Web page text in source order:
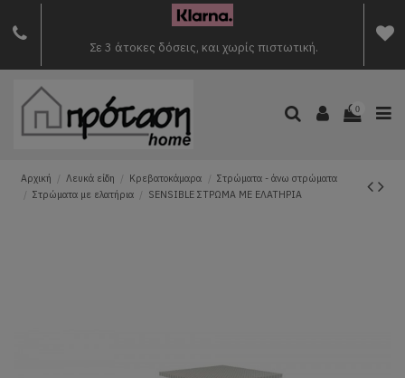
Σε 3 άτοκες δόσεις, και χωρίς πιστωτική.
0
Αρχική Λευκά είδη Κρεβατοκάμαρα
Στρώματα - άνω στρώματα
Στρώματα με ελατήρια
SENSIBLE ΣΤΡΩΜΑ ME ΕΛΑΤΗΡΙΑ